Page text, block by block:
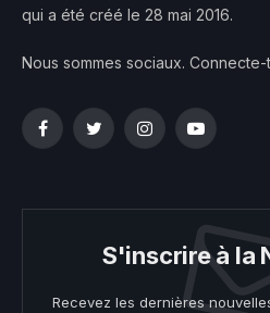
qui a été créé le 28 mai 2016.
Nous sommes sociaux.
FacebookTwitterInstagramYouTube
S'inscrire à la
Recevez les dernières